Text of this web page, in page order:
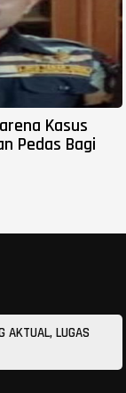
Kasus
Pedas Bagi
AKTUAL, LUGAS